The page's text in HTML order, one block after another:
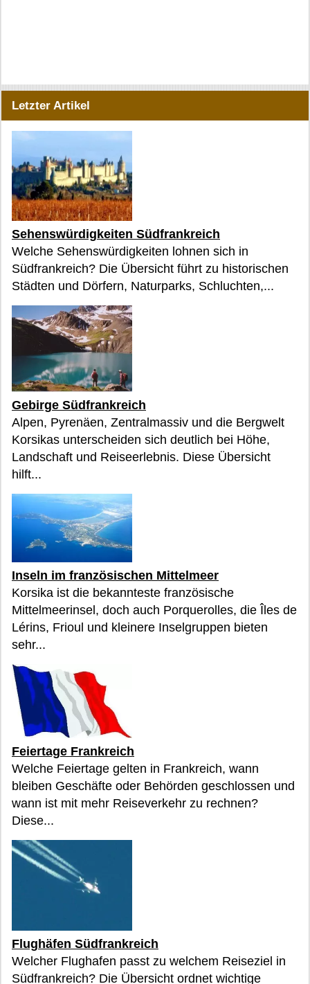
Letzter Artikel
Sehenswürdigkeiten Südfrankreich
Welche Sehenswürdigkeiten lohnen sich in
Südfrankreich? Die Übersicht führt zu historischen
Städten und Dörfern, Naturparks, Schluchten,...
Gebirge Südfrankreich
Alpen, Pyrenäen, Zentralmassiv und die Bergwelt
Korsikas unterscheiden sich deutlich bei Höhe,
Landschaft und Reiseerlebnis. Diese Übersicht
hilft...
Inseln im französischen Mittelmeer
Korsika ist die bekannteste französische
Mittelmeerinsel, doch auch Porquerolles, die Îles de
Lérins, Frioul und kleinere Inselgruppen bieten
sehr...
Feiertage Frankreich
Welche Feiertage gelten in Frankreich, wann
bleiben Geschäfte oder Behörden geschlossen und
wann ist mit mehr Reiseverkehr zu rechnen?
Diese...
Flughäfen Südfrankreich
Welcher Flughafen passt zu welchem Reiseziel in
Südfrankreich? Die Übersicht ordnet wichtige